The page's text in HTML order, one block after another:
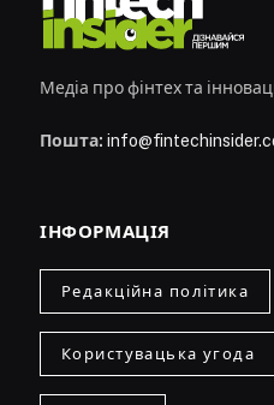
Медіа про фінтех та
Пошта:
ІНФОРМАЦІЯ
Редакційна політика
Користувацька угода